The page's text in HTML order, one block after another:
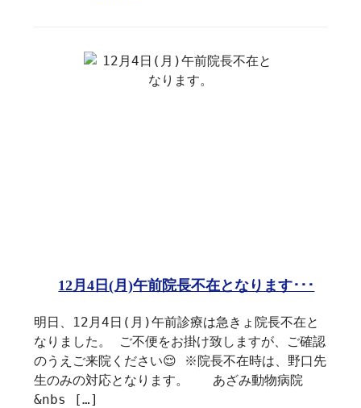
12月4日(月)午前院長不在となります･･･
明日、12月4日(月)午前診療は急きょ院長不在と
なりました。 ご不便をお掛け致しますが、ご確認
のうえご来院ください😌 ※院長不在時は、野口先
生のみの対応となります。 あざみ動物病院
&nbs […]